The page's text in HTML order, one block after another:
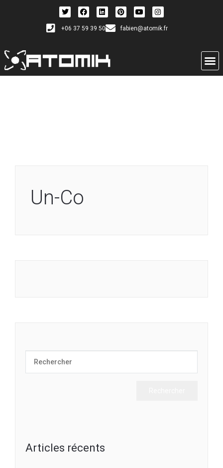
+06 37 59 39 50 fabien@atomik.fr
Un-Co
Articles récents